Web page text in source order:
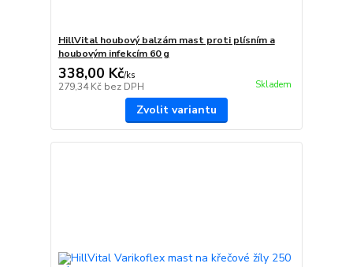
HillVital houbový balzám mast proti plísním a
houbovým infekcím 60 g
338,00 Kč/ks
279,34 Kč bez DPH Skladem
Zvolit variantu